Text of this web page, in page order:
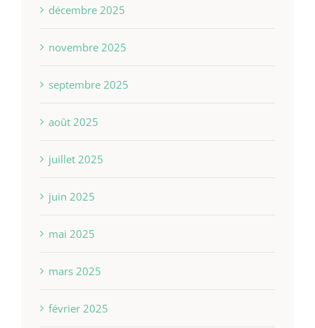
décembre 2025
novembre 2025
septembre 2025
août 2025
juillet 2025
juin 2025
mai 2025
mars 2025
février 2025